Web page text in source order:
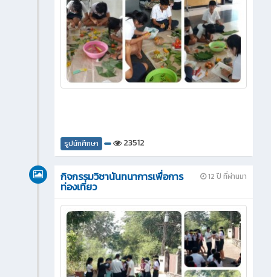
รูปนักศึกษา 23512
12 ปี ที่ผ่านมา
กิจกรรมวิชานันทนาการเพื่อการ
ท่องเที่ยว